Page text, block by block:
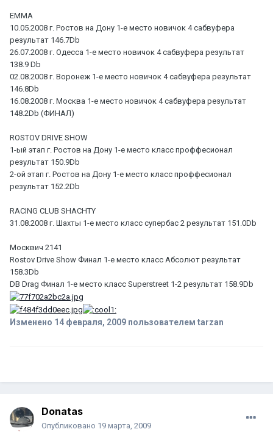
EMMA
10.05.2008 г. Ростов на Дону 1-е место новичок 4 сабвуфера
результат 146.7Db
26.07.2008 г. Одесса 1-е место новичок 4 сабвуфера результат
138.9 Db
02.08.2008 г. Воронеж 1-е место новичок 4 сабвуфера результат
146.8Db
16.08.2008 г. Москва 1-е место новичок 4 сабвуфера результат
148.2Db (ФИНАЛ)
ROSTOV DRIVE SHOW
1-ый этап г. Ростов на Дону 1-е место класс проффесионал
результат 150.9Db
2-ой этап г. Ростов на Дону 1-е место класс проффесионал
результат 152.2Db
RACING CLUB SHACHTY
31.08.2008 г. Шахты 1-е место класс супербас 2 результат 151.0Db
Москвич 2141
Rostov Drive Show Финал 1-е место класс Абсолют результат
158.3Db
DB Drag Финал 1-е место класс Superstreet 1-2 результат 158.9Db
Изменено 14 февраля, 2009 пользователем tarzan
Donatas
Опубликовано 19 марта, 2009